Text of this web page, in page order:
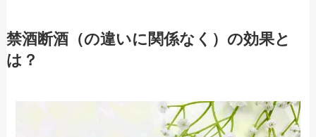
禁酒断酒（の違いに関係なく）の効果と
は？